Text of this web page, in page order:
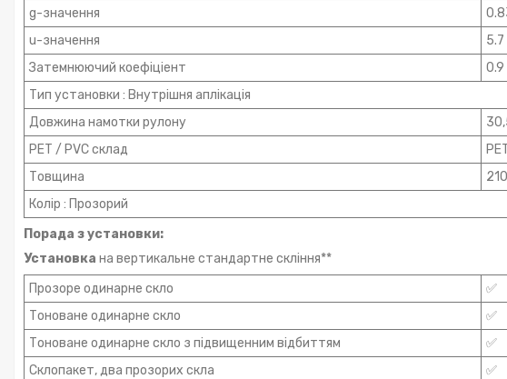
g-значення
u-значення
5.7
Затемнюючий коефіціент
0.9
Тип установки : Внутрішня аплікація
Довжина намотки рулону
PET / PVC склад
Товщина
Колір : Прозорий
Порада з установки:
Установка на вертикальне стандартне скління**
Прозоре одинарне скло
✅
Тоноване одинарне скло
✅
Тоноване одинарне скло з підвищенним відбиттям
✅
Склопакет, два прозорих скла
✅